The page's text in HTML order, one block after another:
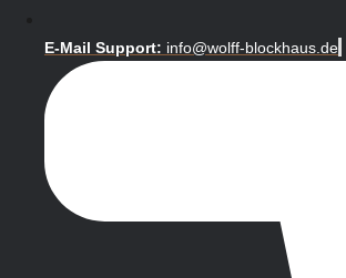
E-Mail Support: info@wolff-blockhaus.de